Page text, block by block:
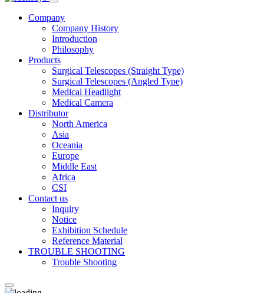
Company
Company History
Introduction
Philosophy
Products
Surgical Telescopes (Straight Type)
Surgical Telescopes (Angled Type)
Medical Headlight
Medical Camera
Distributor
North America
Asia
Oceania
Europe
Middle East
Africa
CSI
Contact us
Inquiry
Notice
Exhibition Schedule
Reference Material
TROUBLE SHOOTING
Trouble Shooting